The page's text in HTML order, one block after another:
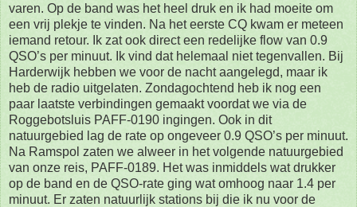
varen. Op de band was het heel druk en ik had moeite om
een vrij plekje te vinden. Na het eerste CQ kwam er meteen
iemand retour. Ik zat ook direct een redelijke flow van 0.9
QSO’s per minuut. Ik vind dat helemaal niet tegenvallen. Bij
Harderwijk hebben we voor de nacht aangelegd, maar ik
heb de radio uitgelaten. Zondagochtend heb ik nog een
paar laatste verbindingen gemaakt voordat we via de
Roggebotsluis PAFF-0190 ingingen. Ook in dit
natuurgebied lag de rate op ongeveer 0.9 QSO’s per minuut.
Na Ramspol zaten we alweer in het volgende natuurgebied
van onze reis, PAFF-0189. Het was inmiddels wat drukker
op de band en de QSO-rate ging wat omhoog naar 1.4 per
minuut. Er zaten natuurlijk stations bij die ik nu voor de